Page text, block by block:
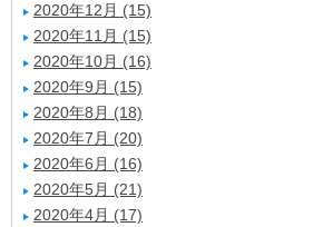
2020年12月 (15)
2020年11月 (15)
2020年10月 (16)
2020年9月 (15)
2020年8月 (18)
2020年7月 (20)
2020年6月 (16)
2020年5月 (21)
2020年4月 (17)